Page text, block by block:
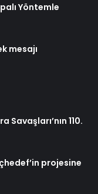
Yöntemle
mesajı
110.
projesine